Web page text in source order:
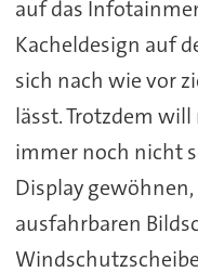
auf das
Kacheldesign auf
sich nach wie vor
lässt. Trotzdem
immer noch nicht
Display
ausfahrbaren